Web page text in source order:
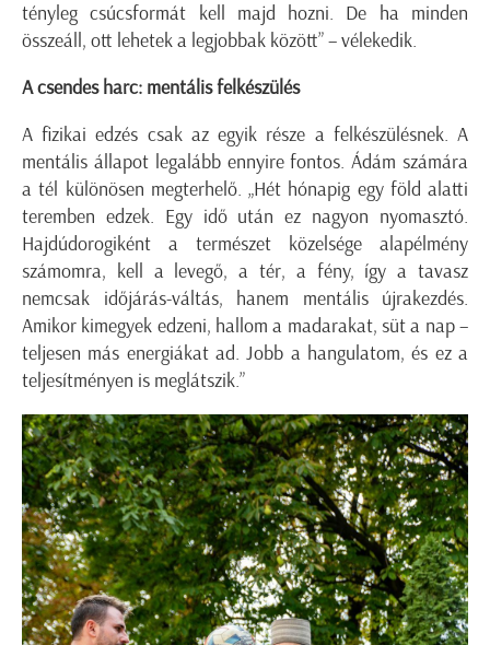
tényleg csúcsformát kell majd hozni. De ha minden
összeáll, ott lehetek a legjobbak között” – vélekedik.
A csendes harc: mentális felkészülés
A fizikai edzés csak az egyik része a felkészülésnek. A
mentális állapot legalább ennyire fontos. Ádám számára
a tél különösen megterhelő. „Hét hónapig egy föld alatti
teremben edzek. Egy idő után ez nagyon nyomasztó.
Hajdúdorogiként a természet közelsége alapélmény
számomra, kell a levegő, a tér, a fény, így a tavasz
nemcsak időjárás-váltás, hanem mentális újrakezdés.
Amikor kimegyek edzeni, hallom a madarakat, süt a nap –
teljesen más energiákat ad. Jobb a hangulatom, és ez a
teljesítményen is meglátszik.”